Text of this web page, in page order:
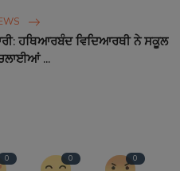
ਹਥਿਆਰਬੰਦ ਵਿਦਿਆਰਥੀ ਨੇ ਸਕੂਲ
...
0 0 0